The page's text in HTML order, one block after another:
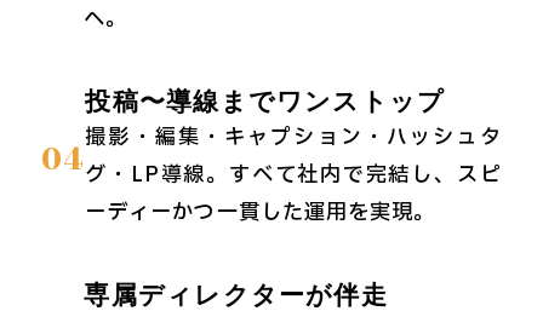
へ。
04
投稿〜導線までワンストップ
撮影・編集・キャプション・ハッシュタ
グ・LP導線。すべて社内で完結し、スピ
ーディーかつ一貫した運用を実現。
専属ディレクターが伴走